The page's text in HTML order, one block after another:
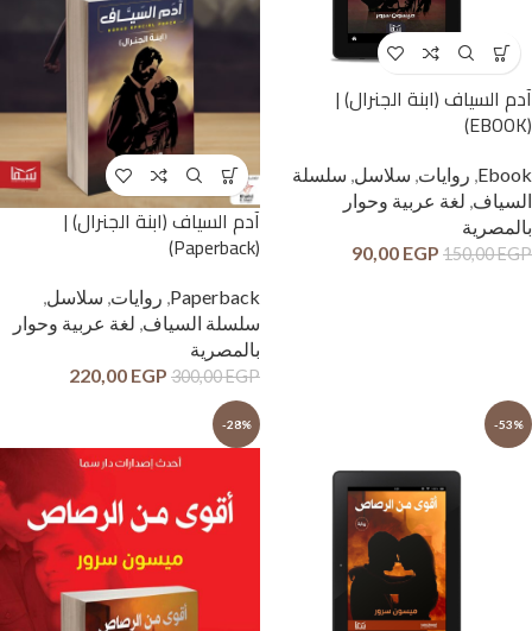
آدم السياف (ابنة الجنرال) |
(EBOOK)
Ebook
, روايات, سلاسل, سلسلة
السياف, لغة عربية وحوار
بالمصرية
150,00EGP
90,00 EGP
آدم السياف (ابنة الجنرال) |
(Paperback)
Paperback
, روايات, سلاسل,
سلسلة السياف, لغة عربية وحوار
بالمصرية
300,00EGP
220,00 EGP
-53%
-28%